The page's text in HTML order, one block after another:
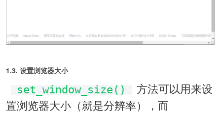
1.3. 设置浏览器大小
set_window_size()
方法可以用来设
置浏览器大小（就是分辨率），而